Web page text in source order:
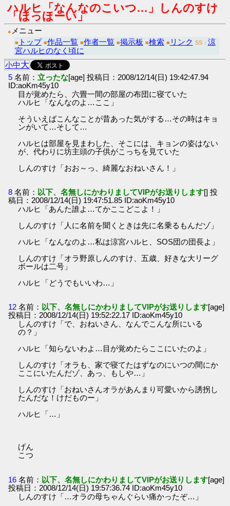
ハルヒ「なんなのこいつ…」しんのすけ
「ほっほーい」
● メニュー
■ トップ ■作品一覧 ■作者一覧 ■掲示板 ■検索 ■ リンク SS： 涼
宮ハルヒのなく頃に
小中大
5 名前： 立ったな[age] 投稿日：2008/12/14(日) 19:42:47.94
ID:aoKm45y10
目が覚めたら、六畳一間の部屋の布団に寝ていた
ハルヒ「なんなのよ…ここ」
そういえばこんなことが昔あった気がする…その時はキョ
ンがいて…そして…
ハルヒは部屋を見まわした、そこには、キョンの姿はない
が、代わりに坊主頭の子供がこっちを見ていた
しんのすけ「おお～っ、綺麗なおねいさん！」
8 名前： 以下、名無しにかわりましてVIPがお送りします[] 投
稿日：2008/12/14(日) 19:47:51.85 ID:aoKm45y10
ハルヒ「あんた誰よ…てかここどこよ！」
しんのすけ「人に名前を聞くときは先に名乗るもんだゾ」
ハルヒ「なんなのよ…私は涼宮ハルヒ、SOS団の団長よ」
しんのすけ「オラ野原しんのすけ、五歳、好きな大リーグ
ボールは二号」
ハルヒ「どうでもいいわ…」
12 名前： 以下、名無しにかわりましてVIPがお送りします[age]
投稿日：2008/12/14(日) 19:52:22.17 ID:aoKm45y10
しんのすけ「で、おねいさん、なんでこんな所にいる
の？」
ハルヒ「知らないわよ…目が覚めたらここにいたのよ」
しんのすけ「オラも、家で寝てたはずなのにいつの間にか
ここにいたんだゾ、あっ、もしや…」
しんのすけ「おねいさんオラがあんまり可愛いから誘拐し
たんだな！けだものー」
ハルヒ「…」
げん
こつ
16 名前： 以下、名無しにかわりましてVIPがお送りします[age]
投稿日：2008/12/14(日) 19:57:36.74 ID:aoKm45y10
しんのすけ「…オラの母ちゃんぐらい痛かったぞ…」